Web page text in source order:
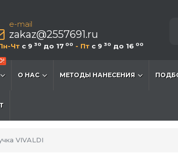
e-mail
zakaz@2557691.ru
Чт c 9 30 до 17 00 - Пт c 9 30 до 16 00
О НАС МЕТОДЫ НАНЕСЕНИЯ
VIVALDI